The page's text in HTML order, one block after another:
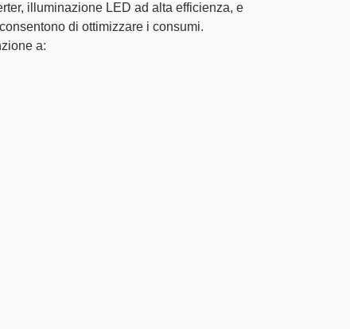
illuminazione LED ad alta efficienza, e
consentono di ottimizzare i consumi.
a: